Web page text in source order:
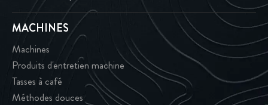
MACHINES
Machines
Produits d'entretien machine
Tasses à café
Méthodes douces